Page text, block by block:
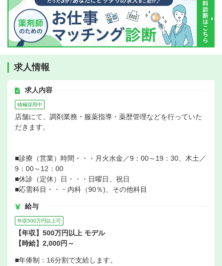
求人情報
求人内容
積極採用中
店舗にて、調剤業務・服薬指導・薬歴管理などを行っていた
だきます。
■診療（営業）時間・・・月火水金／9：00～19：30、木土／
9：00～12：00
■休診（定休）日・・・日曜日、祝日
■応需科目・・・内科（90％)、その他科目
給与
年収500万円以上可
【年収】500万円以上 モデル
【時給】2,000円～
■年俸制：16分割で支給します。